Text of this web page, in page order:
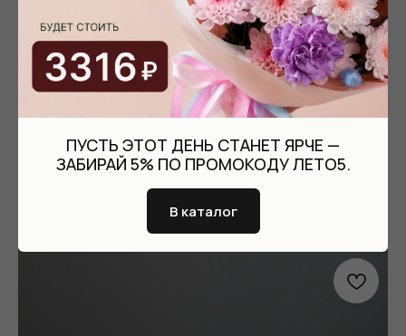
ПУСТЬ ЭТОТ ДЕНЬ СТАНЕТ ЯРЧЕ —
ЗАБИРАЙ 5% ПО ПРОМОКОДУ ЛЕТО5.
В каталог
Утонченная фарфоровая ваза размер S